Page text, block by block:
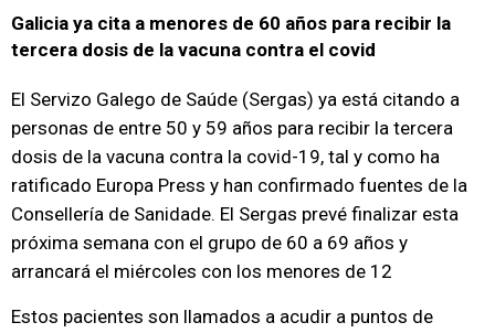
Galicia ya cita a menores de 60 años para recibir la
tercera dosis de la vacuna contra el covid
El Servizo Galego de Saúde (Sergas) ya está citando a
personas de entre 50 y 59 años para recibir la tercera
dosis de la vacuna contra la covid-19, tal y como ha
ratificado Europa Press y han confirmado fuentes de la
Consellería de Sanidade. El Sergas prevé finalizar esta
próxima semana con el grupo de 60 a 69 años y
arrancará el miércoles con los menores de 12
Estos pacientes son llamados a acudir a puntos de